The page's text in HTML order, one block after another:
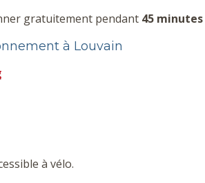
gratuitement pendant 45 minutes
à Louvain
à vélo.